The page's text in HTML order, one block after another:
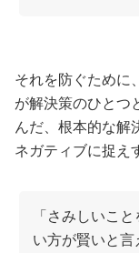
それを防ぐために
が解決策のひとつ
んだ、根本的な解
ネガティブに捉え
「さみしいこ
い方が賢いと